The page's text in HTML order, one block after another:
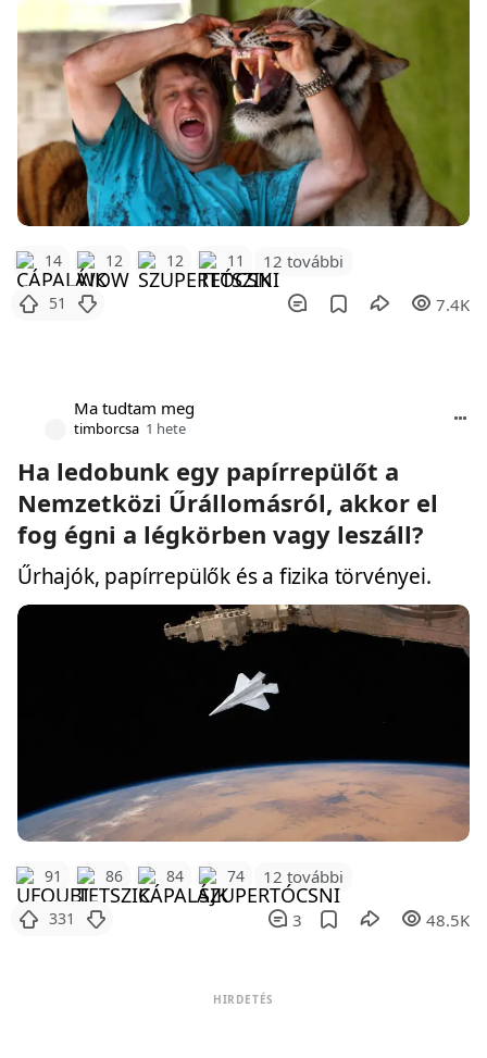
14 12 12 11 12 további
51 7.4K
Ma tudtam meg
timborcsa 1 hete
Ha ledobunk egy papírrepülőt a
Nemzetközi Űrállomásról, akkor el
fog égni a légkörben vagy leszáll?
Űrhajók, papírrepülők és a fizika törvényei.
91 86 84 74 12 további
331 3 48.5K
HIRDETÉS